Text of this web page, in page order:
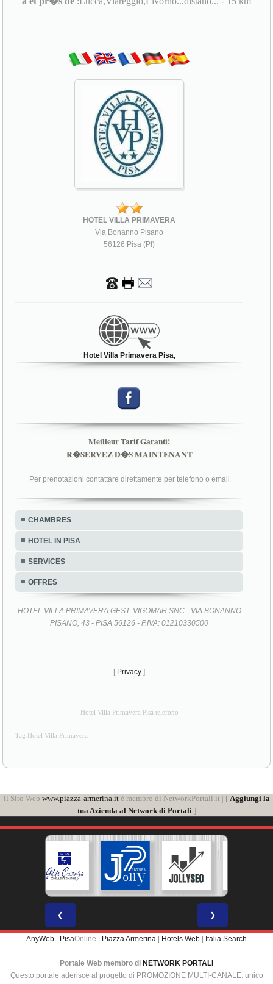
HOTEL VILLA PRIMAVERA
Via Bonanno Pisano
56126 Pisa (PI)
Hotel Villa Primavera Pisa,
Meilleur Tarif Garanti!
R�SERVEZ D�S MAINTENANT
Per prenotazioni contattare direttamente per telefono o email
CHAMBRES
HOTEL IN PISA
SERVICES
OFFRES
HOTEL VILLA PRIMAVERA GEST. VIGOMAR SNC - VIA BONANNO
PISANO, 43 - PISA 56126 - P.IVA: 01210330500
[ Privacy ]
Hotel Villa Primavera Pisa telefono
Tag Hotel Villa Primavera
il Sito Web www.piazza-armerina.itè membro di NetworkPortali.it | [ Aggiungi la
tua Azienda al Network di Portali]
❮ ❯
AnyWeb PisaOnline | Piazza Armerina Hotels Web Italia Search
Portale Web membro di NETWORK PORTALI
Questo portale aderisce al progetto di PROMOZIONE MULTI-CANALE: unico